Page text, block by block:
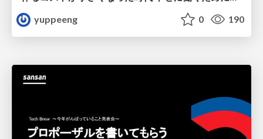
yuppeeng
0 190